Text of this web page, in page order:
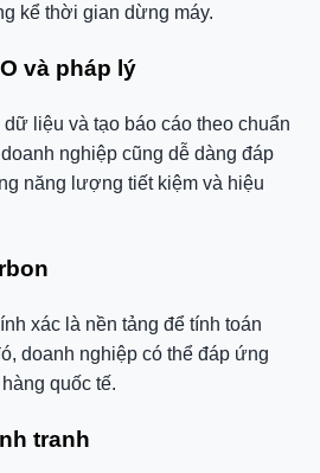
kể thời gian dừng máy.
và pháp lý
liệu và tạo báo cáo theo chuẩn
nghiệp cũng dễ dàng đáp
năng lượng tiết kiệm và hiệu
xác là nền tảng để tính toán
doanh nghiệp có thể đáp ứng
quốc tế.
tranh